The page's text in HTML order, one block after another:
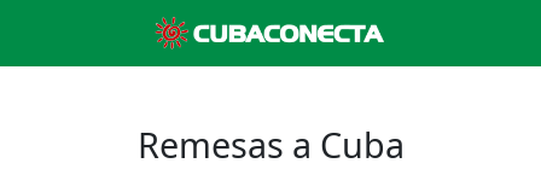
Remesas a Cuba